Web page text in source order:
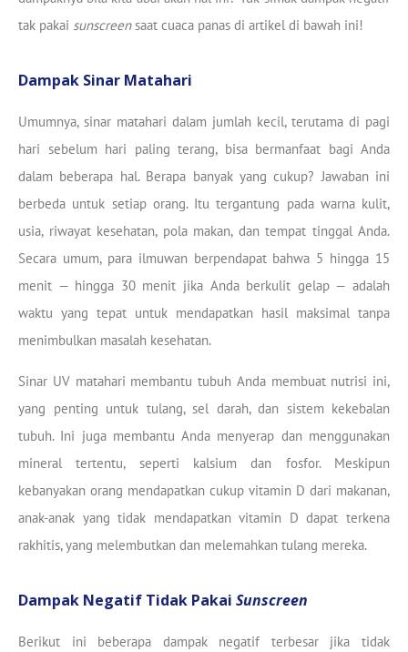
tak pakai sunscreensaat cuaca panas di artikel di bawah ini!
Dampak Sinar Matahari
Umumnya, sinar matahari dalam jumlah kecil, terutama di pagi
hari sebelum hari paling terang, bisa bermanfaat bagi Anda
dalam beberapa hal. Berapa banyak yang cukup? Jawaban ini
berbeda untuk setiap orang. Itu tergantung pada warna kulit,
usia, riwayat kesehatan, pola makan, dan tempat tinggal Anda.
Secara umum, para ilmuwan berpendapat bahwa 5 hingga 15
menit — hingga 30 menit jika Anda berkulit gelap — adalah
waktu yang tepat untuk mendapatkan hasil maksimal tanpa
menimbulkan masalah kesehatan.
Sinar UV matahari membantu tubuh Anda membuat nutrisi ini,
yang penting untuk tulang, sel darah, dan sistem kekebalan
tubuh. Ini juga membantu Anda menyerap dan menggunakan
mineral tertentu, seperti kalsium dan fosfor. Meskipun
kebanyakan orang mendapatkan cukup vitamin D dari makanan,
anak-anak yang tidak mendapatkan vitamin D dapat terkena
rakhitis, yang melembutkan dan melemahkan tulang mereka.
Dampak Negatif Tidak Pakai Sunscreen
Berikut ini beberapa dampak negatif terbesar jika tidak